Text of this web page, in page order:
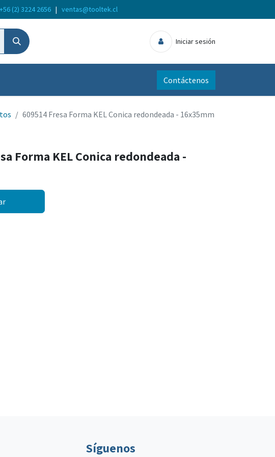
+56 (2) 3224 2656 | ventas@tooltek.cl
Iniciar sesión
Contáctenos
609514 Fresa Forma KEL Conica redondeada - 16x35mm
Forma KEL Conica redondeada -
Síguenos